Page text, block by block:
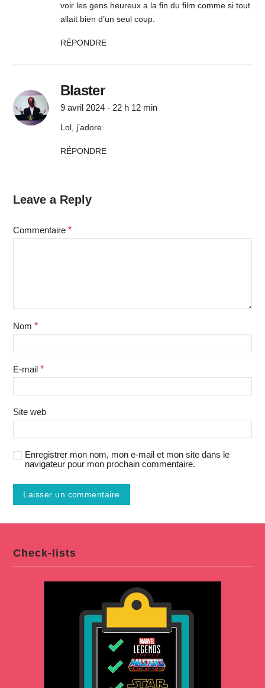
voir les gens heureux a la fin du film comme si tout
allait bien d’un seul coup.
RÉPONDRE
Blaster
9 avril 2024 - 22 h 12 min
Lol, j’adore.
RÉPONDRE
Leave a Reply
Commentaire *
Nom *
E-mail *
Site web
Enregistrer mon nom, mon e-mail et mon site dans le
navigateur pour mon prochain commentaire.
Check-lists